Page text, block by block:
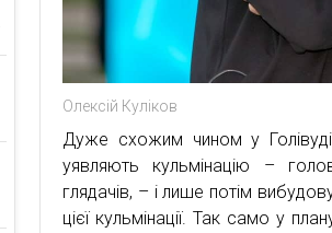
Олексій Куліков
Дуже схожим чином у
уявляють кульмінацію –
глядачів, – і лише потім
цієї кульмінації. Так само у